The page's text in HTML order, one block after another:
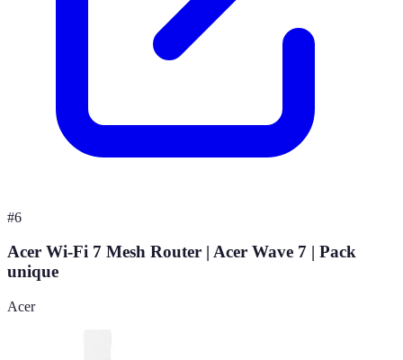
#6
Acer Wi-Fi 7 Mesh Router | Acer Wave 7 | Pack
unique
Acer